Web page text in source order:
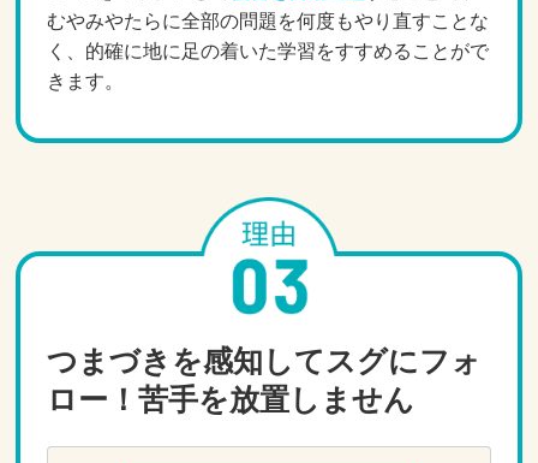
むやみやたらに全部の問題を何度もやり直すことな
く、的確に地に足の着いた学習をすすめることがで
きます。
つまづきを感知してスグにフォ
ロー！苦手を放置しません